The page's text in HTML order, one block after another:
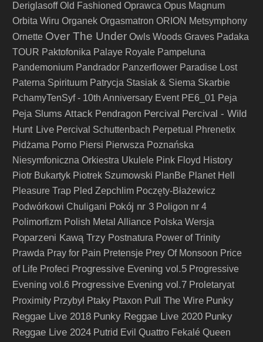
Deriglasoff Old Fashioned Oprawca Opus Magnum
Orbita Wiru Organek Orgasmatron ORION Metsymphony
Ornette Over The Under Owls Woods Graves Padaka
TOUR Paktofonika Palaye Royale Pampeluna
Pandemonium Pandrador Panzerflower Paradise Lost
Paterna Spirituum Patrycja Stasiak & Siema Skarbie
PchamyTenSyf - 10th Anniversary Event PE6_01 Peja
Peja Slums Attack Pendragon Percival Percival - Wild
Hunt Live Percival Schuttenbach Perpetual
Phrenetix
Pidżama Porno Piersi Pierwsza Poznańska
Niesymfoniczna Orkiestra Ukulele Pink Floyd History
Piotr Bukartyk Piotrek Szumowski PlanBe Planet Hell
Pleasure Trap Pled Zepchlim Poczęty-Błażewicz
Podwórkowi Chuligani Pokój nr 3 Poligon nr 4
Polimorfizm Polish Metal Alliance Polska Wersja
Poparzeni Kawą Trzy Postnatura Power of Trinity
Prawda Pray for Pain Pretensje Prey Of Monsoon Price
of Life Profeci Progressive Evening vol.5 Progressive
Evening vol.6 Progressive Evening vol.7 Proletaryat
Proximity Przybył Ptaky Ptaxon Pull The Wire Punky
Reggae Live 2018 Punky Reggae Live 2020 Punky
Reggae Live 2024 Putrid Evil Quattro Fekalé Queen